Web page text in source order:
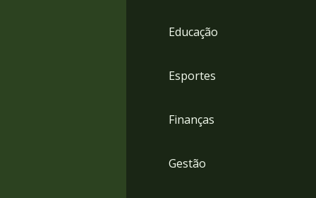
Educação
Esportes
Finanças
Gestão